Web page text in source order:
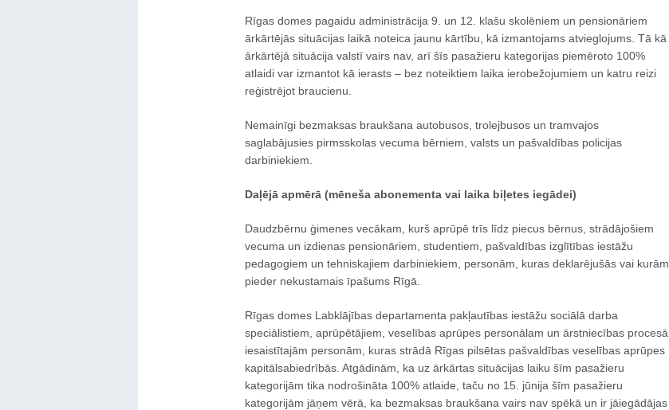
Rīgas domes pagaidu administrācija 9. un 12. klašu skolēniem un pensionāriem
ārkārtējās situācijas laikā noteica jaunu kārtību, kā izmantojams atvieglojums. Tā kā
ārkārtējā situācija valstī vairs nav, arī šīs pasažieru kategorijas piemēroto 100%
atlaidi var izmantot kā ierasts – bez noteiktiem laika ierobežojumiem un katru reizi
reģistrējot braucienu.
Nemainīgi bezmaksas braukšana autobusos, trolejbusos un tramvajos
saglabājusies pirmsskolas vecuma bērniem, valsts un pašvaldības policijas
darbiniekiem.
Daļējā apmērā (mēneša abonementa vai laika biļetes iegādei)
Daudzbērnu ģimenes vecākam, kurš aprūpē trīs līdz piecus bērnus, strādājošiem
vecuma un izdienas pensionāriem, studentiem, pašvaldības izglītības iestāžu
pedagogiem un tehniskajiem darbiniekiem, personām, kuras deklarējušās vai kurām
pieder nekustamais īpašums Rīgā.
Rīgas domes Labklājības departamenta pakļautības iestāžu sociālā darba
speciālistiem, aprūpētājiem, veselības aprūpes personālam un ārstniecības procesā
iesaistītajām personām, kuras strādā Rīgas pilsētas pašvaldības veselības aprūpes
kapitālsabiedrībās. Atgādinām, ka uz ārkārtas situācijas laiku šīm pasažieru
kategorijām tika nodrošināta 100% atlaide, taču no 15. jūnija šīm pasažieru
kategorijām jāņem vērā, ka bezmaksas braukšana vairs nav spēkā un ir jāiegādājas